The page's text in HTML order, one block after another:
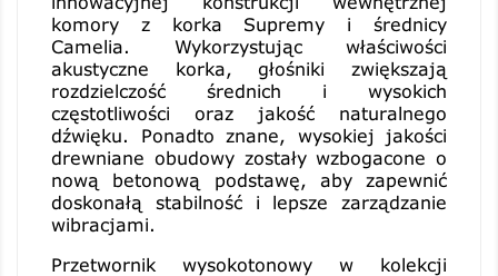
komory z korka Supremy i średnicy
Camelia. Wykorzystując właściwości
akustyczne korka, głośniki zwiększają
rozdzielczość średnich i wysokich
częstotliwości oraz jakość naturalnego
dźwięku. Ponadto znane, wysokiej jakości
drewniane obudowy zostały wzbogacone o
nową betonową podstawę, aby zapewnić
doskonałą stabilność i lepsze zarządzanie
wibracjami.
Przetwornik wysokotonowy w kolekcji